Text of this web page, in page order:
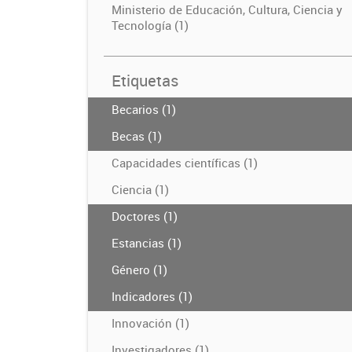
Ministerio de Educación, Cultura, Ciencia y
Tecnología (1)
Etiquetas
Becarios (1)
Becas (1)
Capacidades científicas (1)
Ciencia (1)
Doctores (1)
Estancias (1)
Género (1)
Indicadores (1)
Innovación (1)